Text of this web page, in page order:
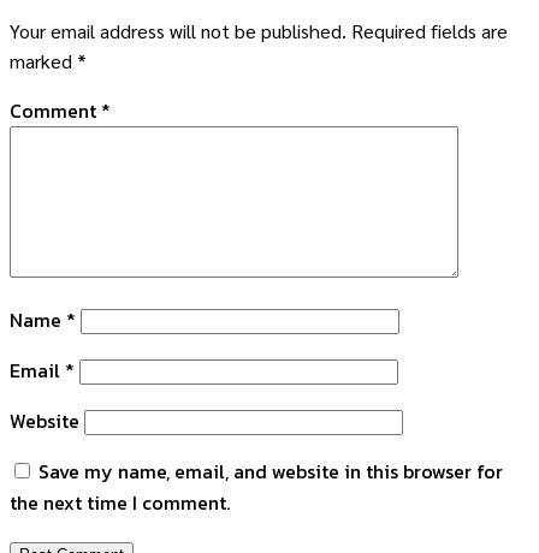
Your email address will not be published. Required fields are
marked *
Comment *
Name *
Email *
Website
Save my name, email, and website in this browser for
the next time I comment.